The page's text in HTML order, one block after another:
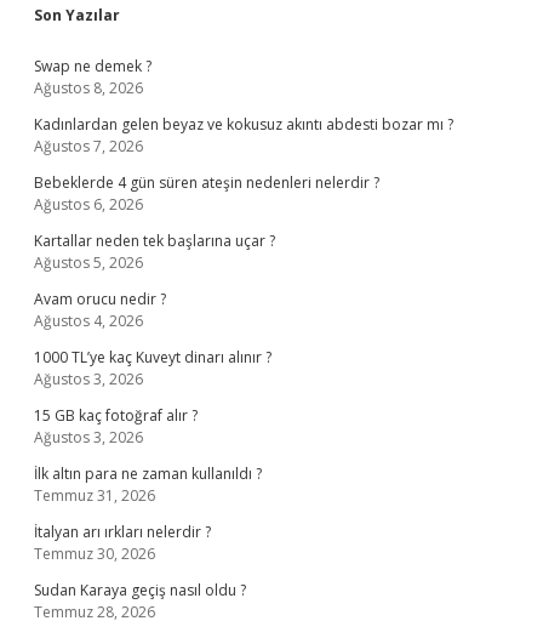
Sidebar
Son Yazılar
Swap ne demek ?
Ağustos 8, 2026
Kadınlardan gelen beyaz ve kokusuz akıntı abdesti bozar mı ?
Ağustos 7, 2026
Bebeklerde 4 gün süren ateşin nedenleri nelerdir ?
Ağustos 6, 2026
Kartallar neden tek başlarına uçar ?
Ağustos 5, 2026
Avam orucu nedir ?
Ağustos 4, 2026
1000 TL’ye kaç Kuveyt dinarı alınır ?
Ağustos 3, 2026
15 GB kaç fotoğraf alır ?
Ağustos 3, 2026
İlk altın para ne zaman kullanıldı ?
Temmuz 31, 2026
İtalyan arı ırkları nelerdir ?
Temmuz 30, 2026
Sudan Karaya geçiş nasıl oldu ?
Temmuz 28, 2026